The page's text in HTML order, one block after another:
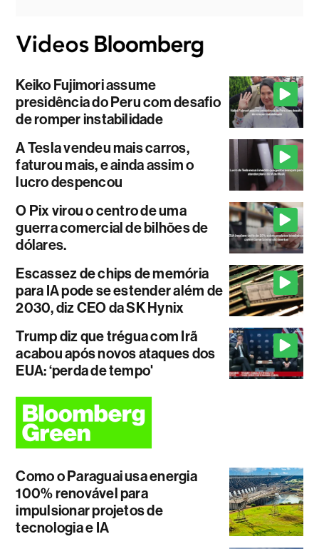
Keiko Fujimori assume
presidência do Peru com desafio
de romper instabilidade
A Tesla vendeu mais carros,
faturou mais, e ainda assim o
lucro despencou
O Pix virou o centro de uma
guerra comercial de bilhões de
dólares.
Escassez de chips de memória
para IA pode se estender além de
2030, diz CEO da SK Hynix
Trump diz que trégua com Irã
acabou após novos ataques dos
EUA: ‘perda de tempo'
Como o Paraguai usa energia
100% renovável para
impulsionar projetos de
tecnologia e IA